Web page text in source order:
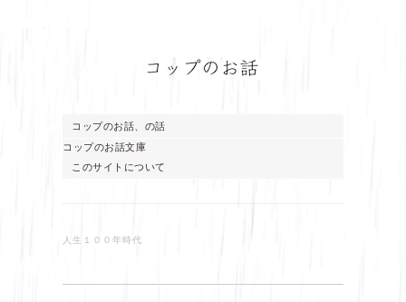
コップのお話、の話
コップのお話文庫
このサイトについて
人生１００年時代